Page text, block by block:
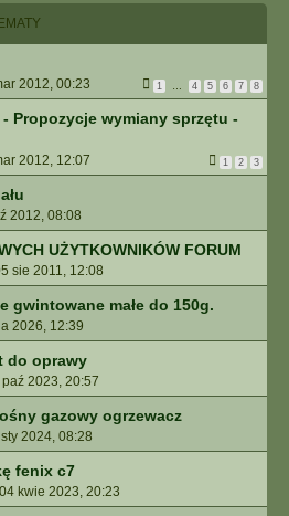
2012, 00:23 1 4 5 6 7 8
- Propozycje wymiany sprzętu -
2012, 12:07 1 2 3
2012, 08:08
UŻYTKOWNIKÓW FORUM
sie 2011, 12:08
gwintowane małe do 150g.
2026, 12:39
do oprawy
paź 2023, 20:57
gazowy ogrzewacz
2024, 08:28
fenix c7
04 kwie 2023, 20:23